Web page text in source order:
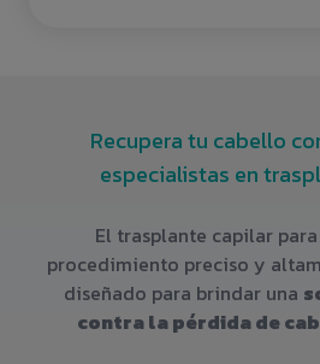
Recupera tu cabello
especialistas en
El trasplante capilar
procedimiento preciso y
diseñado para brindar una
contra la pérdida de